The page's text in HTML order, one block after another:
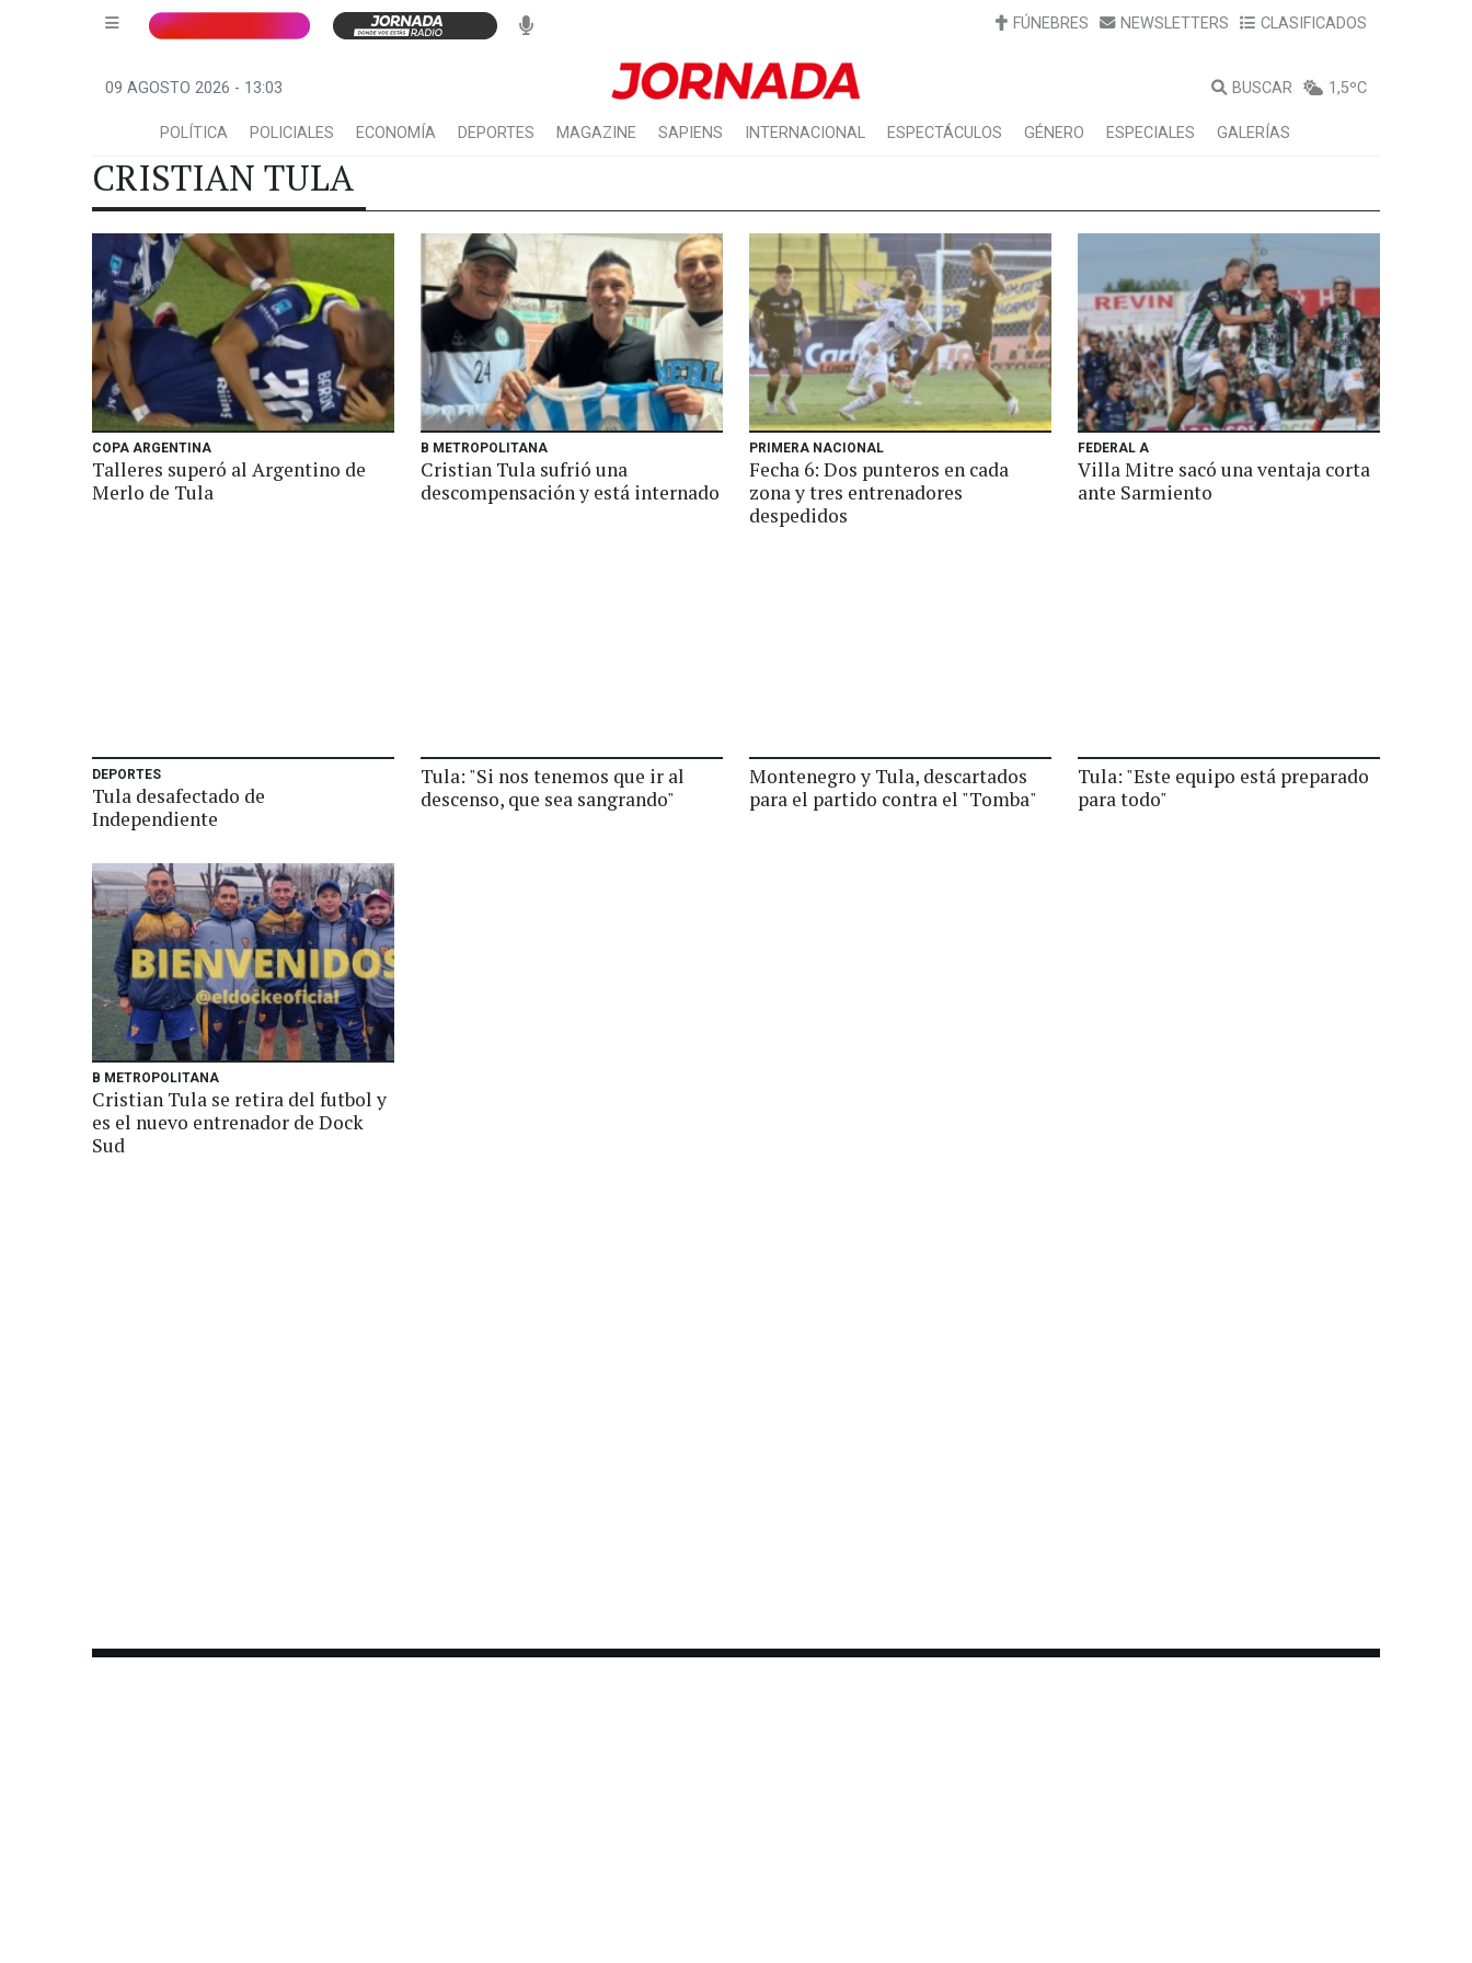
FÚNEBRES NEWSLETTERS CLASIFICADOS
09 AGOSTO 2026 - 13:03 BUSCAR 1,5ºC
POLÍTICA POLICIALES ECONOMÍA DEPORTES MAGAZINE SAPIENS INTERNACIONAL ESPECTÁCULOS GÉNERO ESPECIALES GALERÍAS
CRISTIAN TULA
COPA ARGENTINA
Talleres superó al Argentino de
Merlo de Tula
B METROPOLITANA
Cristian Tula sufrió una
descompensación y está internado
PRIMERA NACIONAL
Fecha 6: Dos punteros en cada
zona y tres entrenadores
despedidos
FEDERAL A
Villa Mitre sacó una ventaja corta
ante Sarmiento
DEPORTES
Tula desafectado de
Independiente
Tula: "Si nos tenemos que ir al
descenso, que sea sangrando"
Montenegro y Tula, descartados
para el partido contra el "Tomba"
Tula: "Este equipo está preparado
para todo"
B METROPOLITANA
Cristian Tula se retira del futbol y
es el nuevo entrenador de Dock
Sud